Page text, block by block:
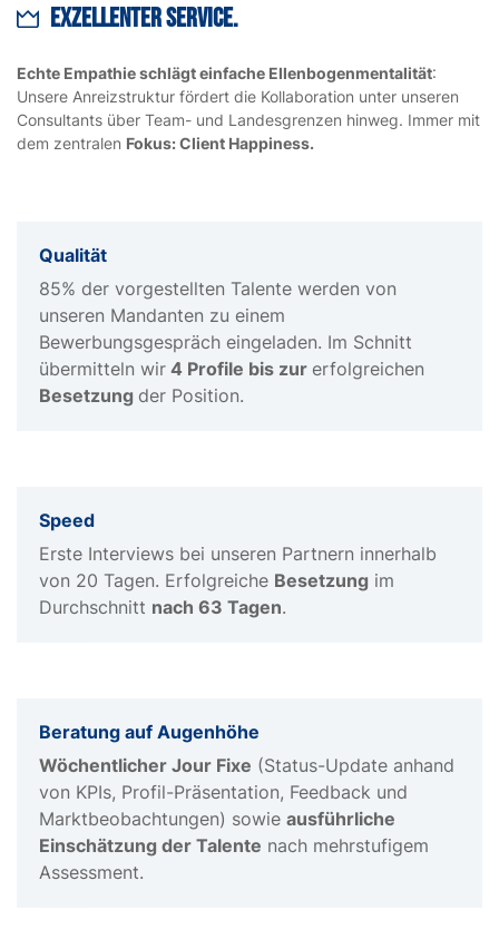
EXZELLENTER SERVICE.
Echte Empathie schlägt einfache Ellenbogenmentalität:
Unsere Anreizstruktur fördert die Kollaboration unter unseren
Consultants über Team- und Landesgrenzen hinweg. Immer mit
dem zentralen Fokus: Client Happiness.
Qualität
85% der vorgestellten Talente werden von
unseren Mandanten zu einem
Bewerbungsgespräch eingeladen. Im Schnitt
übermitteln wir 4 Profile bis zur erfolgreichen
Besetzung der Position.
Speed
Erste Interviews bei unseren Partnern innerhalb
von 20 Tagen. Erfolgreiche Besetzung im
Durchschnitt nach 63 Tagen.
Beratung auf Augenhöhe
Wöchentlicher Jour Fixe (Status-Update anhand
von KPIs, Profil-Präsentation, Feedback und
Marktbeobachtungen) sowie ausführliche
Einschätzung der Talente nach mehrstufigem
Assessment.